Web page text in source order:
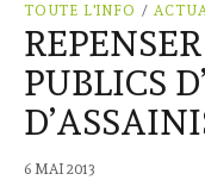
TOUTE L'INFO /
PUBLICS
6 MAI 2013